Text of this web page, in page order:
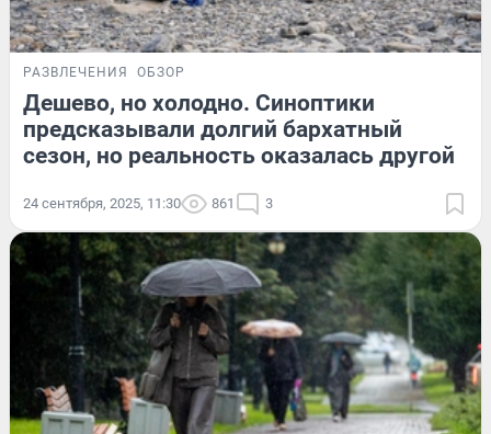
РАЗВЛЕЧЕНИЯ ОБЗОР
Дешево, но холодно. Синоптики
предсказывали долгий бархатный
сезон, но реальность оказалась другой
24 сентября, 2025, 11:30 861 3